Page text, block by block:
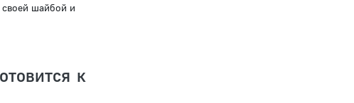
своей шайбой и
к